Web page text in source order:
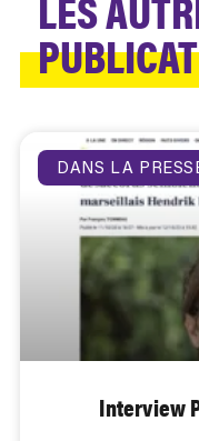
DANS LA
Interview